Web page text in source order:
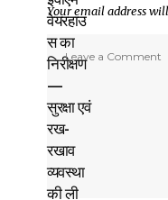
Your email address